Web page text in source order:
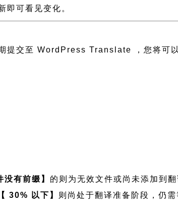
即可看见变化。
提交至 WordPress Translate ，您将可
没有前缀】 的则为无效文件或尚未添加到翻
【 30% 以下】 则尚处于翻译准备阶段，仍